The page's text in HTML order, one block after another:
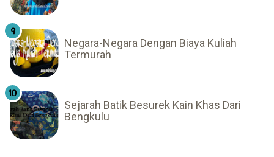
Negara-Negara Dengan Biaya Kuliah
Termurah
Sejarah Batik Besurek Kain Khas Dari
Bengkulu